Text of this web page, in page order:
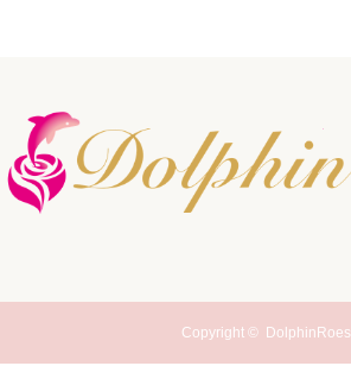
Copyright © DolphinRoes